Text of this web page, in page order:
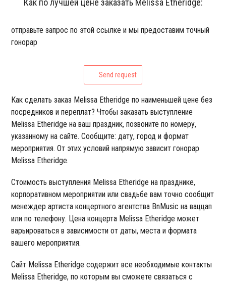
Как по лучшей цене заказать Melissa Etheridge:
отправьте запрос по этой ссылке и мы предоставим точный
гонорар
Send request
Как сделать заказ Melissa Etheridge по наименьшей цене без
посредников и переплат? Чтобы заказать выступление
Melissa Etheridge на ваш праздник, позвоните по номеру,
указанному на сайте. Сообщите: дату, город и формат
мероприятия. От этих условий напрямую зависит гонорар
Melissa Etheridge.
Стоимость выступления Melissa Etheridge на празднике,
корпоративном мероприятии или свадьбе вам точно сообщит
менеждер артиста концертного агентства BnMusic на ваццап
или по телефону. Цена концерта Melissa Etheridge может
варьироваться в зависимости от даты, места и формата
вашего мероприятия.
Сайт Melissa Etheridge содержит все необходимые контакты
Melissa Etheridge, по которым вы сможете связаться с